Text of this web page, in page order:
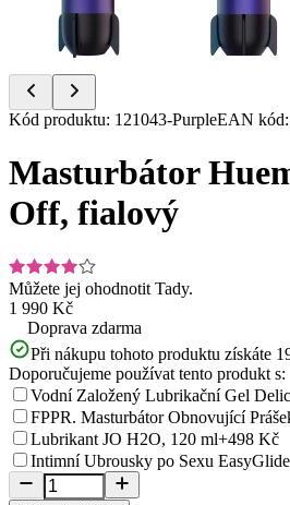
Item
of
Kód produktu: 121043-PurpleEAN kód:
Masturbátor
Off, fialový
Můžete jej ohodnotit Tady.
1 990 Kč
Doprava zdarma
Při nákupu tohoto produktu získáte
Doporučujeme používat tento produkt s:
Vodní Založený Lubrikační Gel
FPPR. Masturbátor Obnovující
Lubrikant JO H2O, 120 ml+498 Kč
Intimní Ubrousky po Sexu EasyGlide